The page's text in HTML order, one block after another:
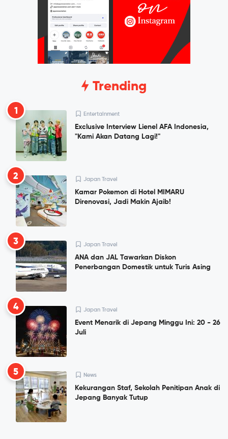
Trending
1 Entertainment
Exclusive Interview Lienel AFA Indonesia,
"Kami Akan Datang Lagi!"
2 Japan Travel
Kamar Pokemon di Hotel MIMARU
Direnovasi, Jadi Makin Ajaib!
3 Japan Travel
ANA dan JAL Tawarkan Diskon
Penerbangan Domestik untuk Turis Asing
4 Japan Travel
Event Menarik di Jepang Minggu Ini: 20 - 26
Juli
5 News
Kekurangan Staf, Sekolah Penitipan Anak di
Jepang Banyak Tutup